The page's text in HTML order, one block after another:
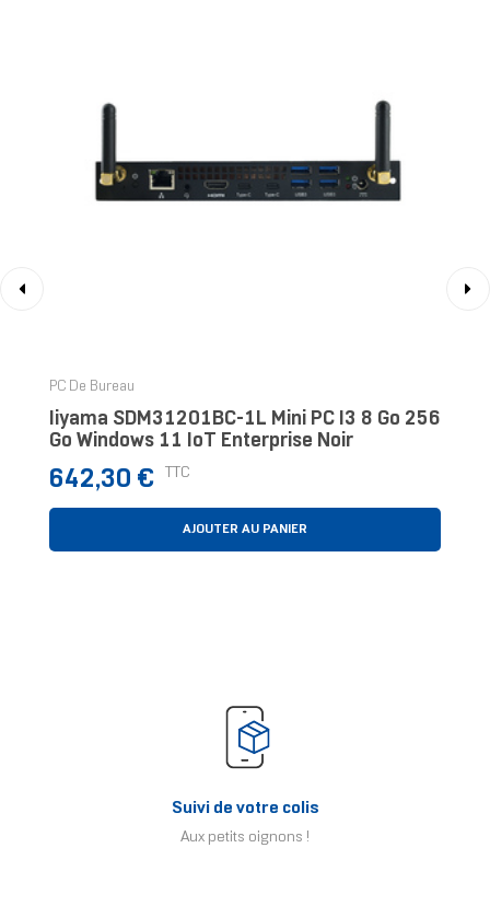
PC De Bureau
Iiyama SDM31201BC-1L Mini PC I3 8 Go 256
Go Windows 11 IoT Enterprise Noir
Prix
642,30 € TTC
AJOUTER AU PANIER
Suivi de votre colis
Aux petits oignons !